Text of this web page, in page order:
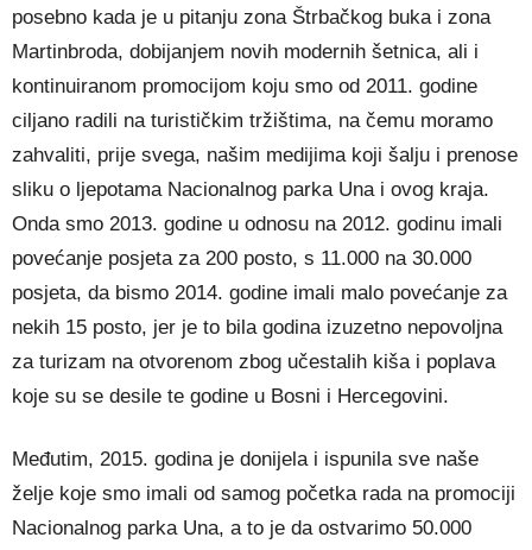
posebno kada je u pitanju zona Štrbačkog buka i zona
Martinbroda, dobijanjem novih modernih šetnica, ali i
kontinuiranom promocijom koju smo od 2011. godine
ciljano radili na turističkim tržištima, na čemu moramo
zahvaliti, prije svega, našim medijima koji šalju i prenose
sliku o ljepotama Nacionalnog parka Una i ovog kraja.
Onda smo 2013. godine u odnosu na 2012. godinu imali
povećanje posjeta za 200 posto, s 11.000 na 30.000
posjeta, da bismo 2014. godine imali malo povećanje za
nekih 15 posto, jer je to bila godina izuzetno nepovoljna
za turizam na otvorenom zbog učestalih kiša i poplava
koje su se desile te godine u Bosni i Hercegovini.
Međutim, 2015. godina je donijela i ispunila sve naše
želje koje smo imali od samog početka rada na promociji
Nacionalnog parka Una, a to je da ostvarimo 50.000